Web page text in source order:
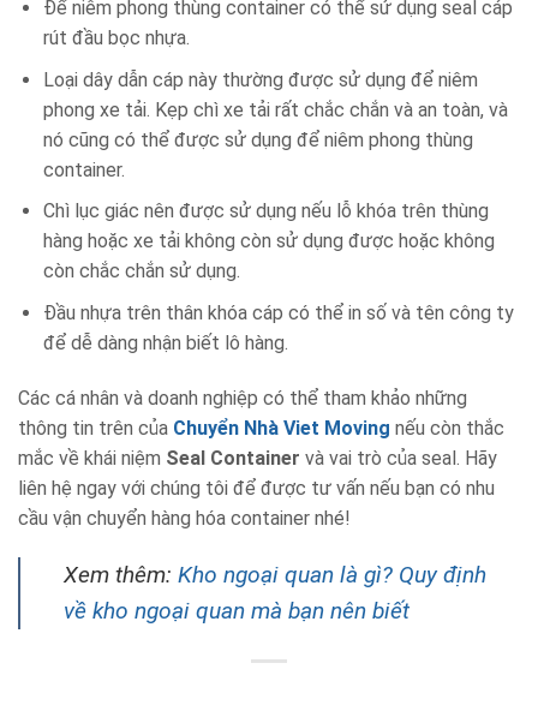
Để niêm phong thùng container có thể sử dụng seal cáp
rút đầu bọc nhựa.
Loại dây dẫn cáp này thường được sử dụng để niêm
phong xe tải. Kẹp chì xe tải rất chắc chắn và an toàn, và
nó cũng có thể được sử dụng để niêm phong thùng
container.
Chì lục giác nên được sử dụng nếu lỗ khóa trên thùng
hàng hoặc xe tải không còn sử dụng được hoặc không
còn chắc chắn sử dụng.
Đầu nhựa trên thân khóa cáp có thể in số và tên công ty
để dễ dàng nhận biết lô hàng.
Các cá nhân và doanh nghiệp có thể tham khảo những
thông tin trên của Chuyển Nhà Viet Moving nếu còn thắc
mắc về khái niệm Seal Container và vai trò của seal. Hãy
liên hệ ngay với chúng tôi để được tư vấn nếu bạn có nhu
cầu vận chuyển hàng hóa container nhé!
Xem thêm: Kho ngoại quan là gì? Quy định
về kho ngoại quan mà bạn nên biết